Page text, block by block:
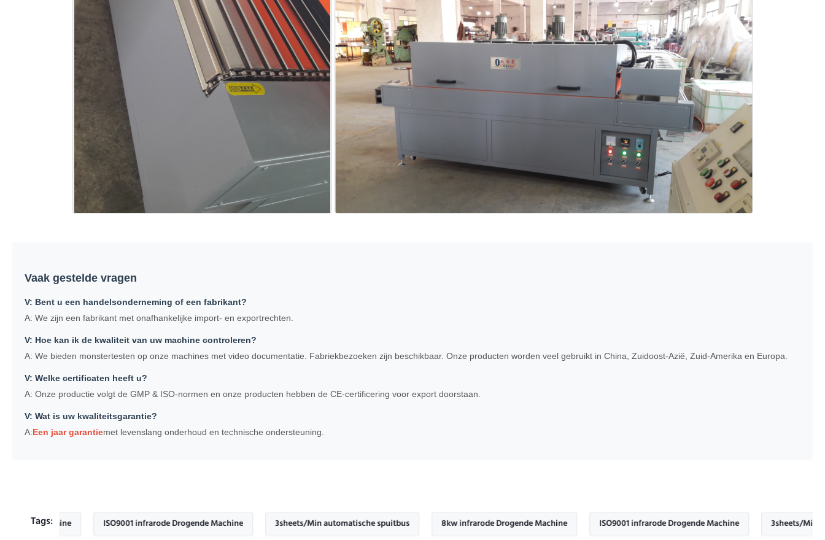
Vaak gestelde vragen
V: Bent u een handelsonderneming of een fabrikant?
A: We zijn een fabrikant met onafhankelijke import- en exportrechten.
V: Hoe kan ik de kwaliteit van uw machine controleren?
A: We bieden monstertesten op onze machines met video documentatie. Fabriekbezoeken zijn beschikbaar. Onze producten worden veel gebruikt in China, Zuidoost-Azië, Zuid-Amerika en Europa.
V: Welke certificaten heeft u?
A: Onze productie volgt de GMP & ISO-normen en onze producten hebben de CE-certificering voor export doorstaan.
V: Wat is uw kwaliteitsgarantie?
A:Een jaar garantiemet levenslang onderhoud en technische ondersteuning.
Tags: ISO9001 infrarode Drogende Machine 3sheets/Min automatische spuitbus 8kw infrarode Drogende Machine ISO9001 infrarode Drogende Machine 3sheets/Min